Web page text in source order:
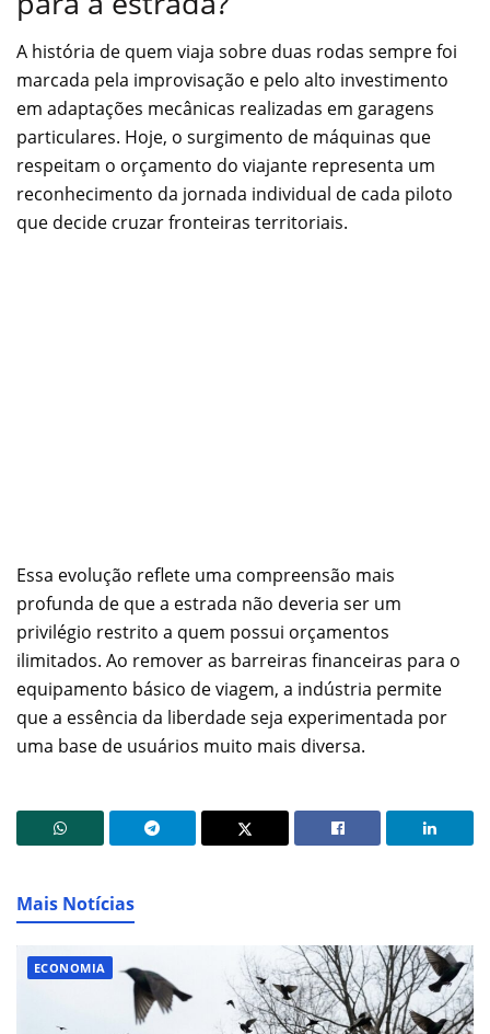
A história de quem viaja sobre duas rodas sempre foi
marcada pela improvisação e pelo alto investimento
em adaptações mecânicas realizadas em garagens
particulares. Hoje, o surgimento de máquinas que
respeitam o orçamento do viajante representa um
reconhecimento da jornada individual de cada piloto
que decide cruzar fronteiras territoriais.
Essa evolução reflete uma compreensão mais
profunda de que a estrada não deveria ser um
privilégio restrito a quem possui orçamentos
ilimitados. Ao remover as barreiras financeiras para o
equipamento básico de viagem, a indústria permite
que a essência da liberdade seja experimentada por
uma base de usuários muito mais diversa.
Mais Notícias
ECONOMIA